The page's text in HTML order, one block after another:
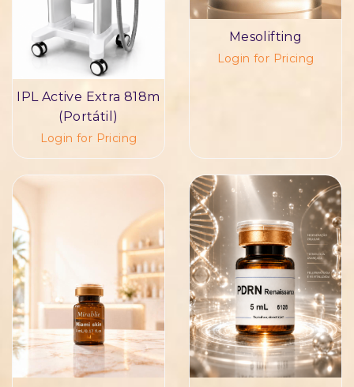
IPL Active Extra 818m
(Portátil)
Login for Pricing
Mesolifting
Login for Pricing